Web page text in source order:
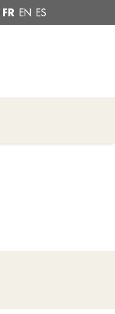
FR EN ES